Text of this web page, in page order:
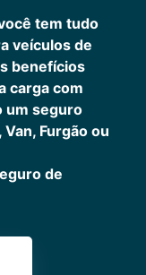
tem tudo
veículos de
benefícios
carga com
um seguro
Furgão ou
de